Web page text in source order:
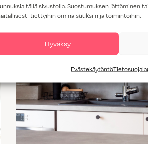
tällä sivustolla. Suostumuksen jättäminen
tiettyihin ominaisuuksiin ja toimintoihin.
Hyväksy
Evästekäytäntö